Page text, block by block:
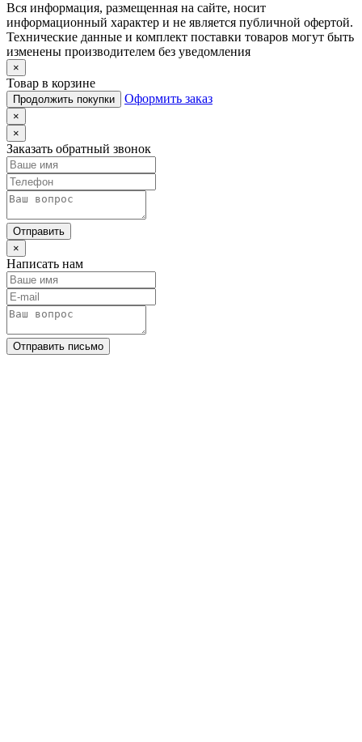
Вся информация, размещенная на сайте, носит
информационный характер и не является публичной офертой.
Технические данные и комплект поставки товаров могут быть
изменены производителем без уведомления
×
Товар в корзине
Продолжить покупки Оформить заказ
×
×
Заказать обратный звонок
Отправить
×
Написать нам
Отправить письмо